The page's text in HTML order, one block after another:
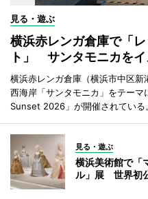
見る・遊ぶ
横浜赤レンガ倉庫で「
ト」 サンタモニカを
横浜赤レンガ倉庫（横浜市中区新
西海岸「サンタモニカ」をテー
Sunset 2026」が開催されている。
見る・遊ぶ
横浜美術館で「
ル」展 世界初